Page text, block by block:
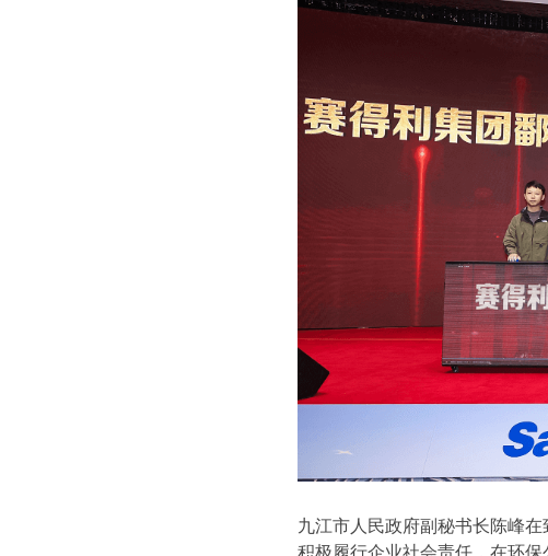
九江市人民政府副秘书长陈峰
积极履行企业社会责任，在环